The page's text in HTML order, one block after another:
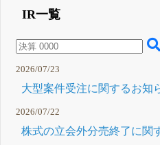
IR一覧
2026/07/23
大型案件受注に関するお知
2026/07/22
株式の立会外分売終了に関